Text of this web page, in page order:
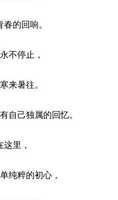
春的回响。
不停止，
来暑往。
自己独属的回忆。
这里，
纯粹的初心，